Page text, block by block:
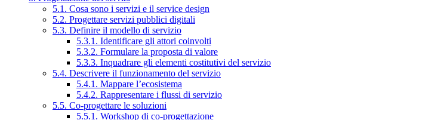
5.1. Cosa sono i servizi e il service design
5.2. Progettare servizi pubblici digitali
5.3. Definire il modello di servizio
5.3.1. Identificare gli attori coinvolti
5.3.2. Formulare la proposta di valore
5.3.3. Inquadrare gli elementi costitutivi del servizio
5.4. Descrivere il funzionamento del servizio
5.4.1. Mappare l’ecosistema
5.4.2. Rappresentare i flussi di servizio
5.5. Co-progettare le soluzioni
5.5.1. Workshop di co-progettazione